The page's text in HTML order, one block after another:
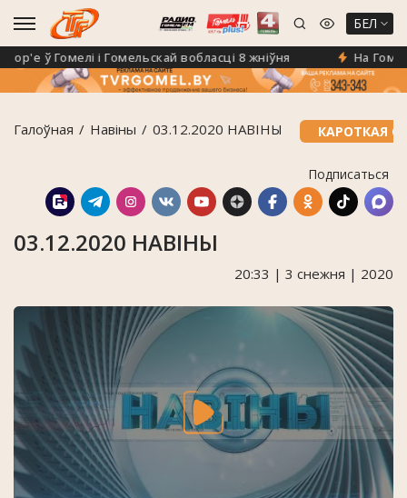
БЕЛ
ў Гомелі і Гомельскай вобласці 8 жніўня На
Галоўная Навiны 03.12.2020 НАВІНЫ КАРОТКАЯ
Подписаться
03.12.2020 НАВІНЫ
20:33 | 3 снежня | 2020